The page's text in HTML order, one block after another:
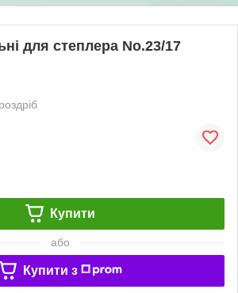
для степлера No.23/17
Купити
або
Купити з